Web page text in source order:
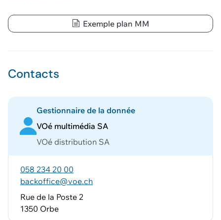
Exemple plan MM
Contacts
Gestionnaire de la donnée
VOé multimédia SA
VOé distribution SA
058 234 20 00
backoffice@voe.ch
Rue de la Poste 2
1350 Orbe